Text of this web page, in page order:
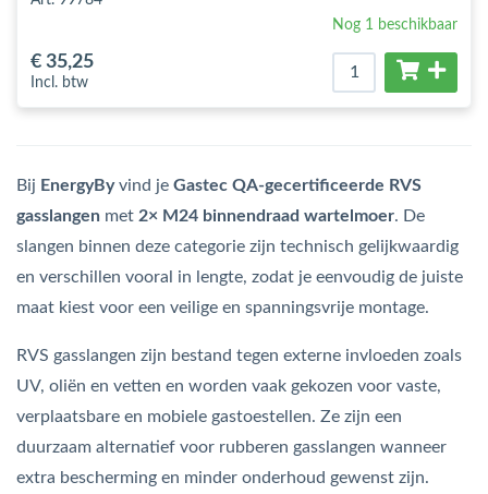
Nog 1 beschikbaar
€ 35,25
Incl. btw
Bij EnergyByvind je Gastec QA-gecertificeerde RVS
gasslangen met 2× M24 binnendraad wartelmoer. De
slangen binnen deze categorie zijn technisch gelijkwaardig
en verschillen vooral in lengte, zodat je eenvoudig de juiste
maat kiest voor een veilige en spanningsvrije montage.
RVS gasslangen zijn bestand tegen externe invloeden zoals
UV, oliën en vetten en worden vaak gekozen voor vaste,
verplaatsbare en mobiele gastoestellen. Ze zijn een
duurzaam alternatief voor rubberen gasslangen wanneer
extra bescherming en minder onderhoud gewenst zijn.